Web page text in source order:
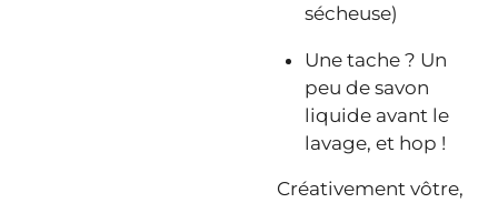
sécheuse)
Une tache ? Un
peu de savon
liquide avant le
lavage, et hop !
Créativement vôtre,